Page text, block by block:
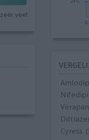
zeer veel
Cyress